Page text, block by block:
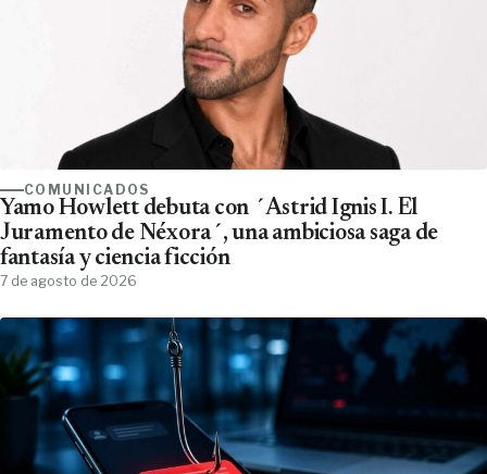
COMUNICADOS
Yamo Howlett debuta con ´Astrid Ignis I. El
Juramento de Néxora´, una ambiciosa saga de
fantasía y ciencia ficción
7 de agosto de 2026